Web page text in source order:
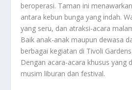
beroperasi. Taman ini
antara kebun bunga yang indah.
yang seru, dan atraksi-acara
Baik anak-anak maupun dewasa
berbagai kegiatan di Tivoli
Dengan acara-acara khusus yang
musim liburan dan festival.